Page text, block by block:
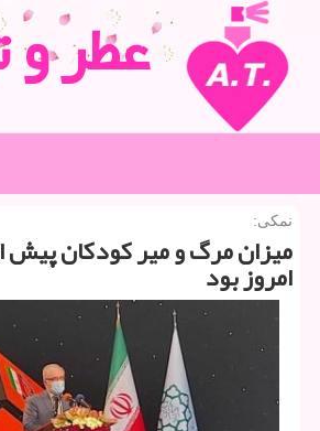
عطر
نمكی:
امروز بود